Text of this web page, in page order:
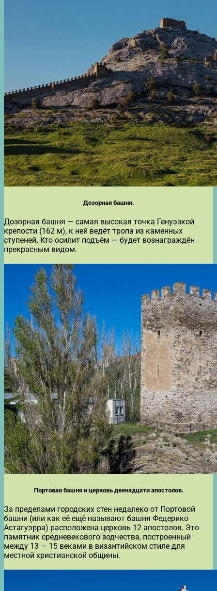
Дозорная башня.
Дозорная башня — самая высокая точка Генуэзкой
крепости (162 м), к ней ведёт тропа из каменных
ступеней. Кто осилит подъём — будет вознаграждён
прекрасным видом.
Портовая башня и церковь двенадцати апостолов.
За пределами городских стен недалеко от Портовой
башни (или как её ещё называют башня Федерико
Астагуэрра) расположена церковь 12 апостолов. Это
памятник средневекового зодчества, построенный
между 13 — 15 веками в византийском стиле для
местной христианской общины.